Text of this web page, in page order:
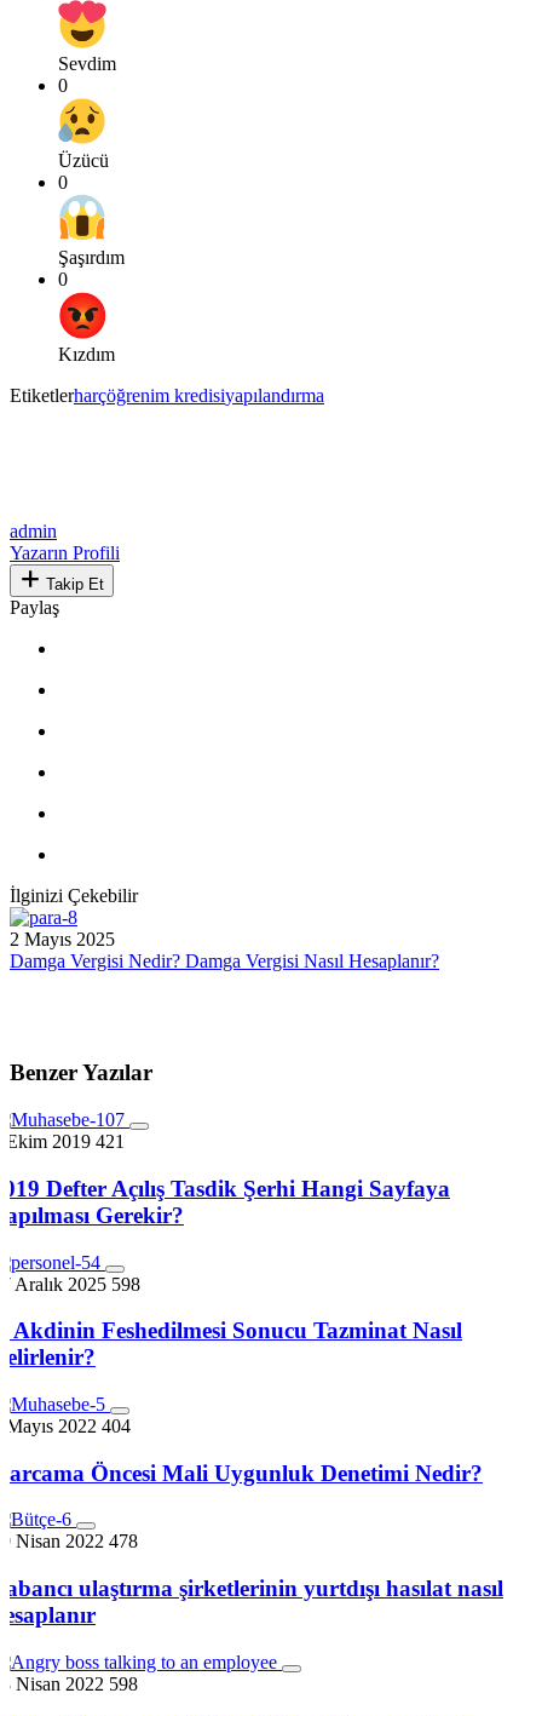
Sevdim
0
Üzücü
0
Şaşırdım
0
Kızdım
Etiketlerharçöğrenim kredisiyapılandırma
admin
Yazarın Profili
Takip Et
Paylaş
İlginizi Çekebilir
2 Mayıs 2025
Damga Vergisi Nedir? Damga Vergisi Nasıl Hesaplanır?
Benzer Yazılar
Ekim 2019 421
Defter Açılış Tasdik Şerhi Hangi Sayfaya
Gerekir?
Aralık 2025 598
Akdinin Feshedilmesi Sonucu Tazminat Nasıl
Mayıs 2022 404
Öncesi Mali Uygunluk Denetimi Nedir?
Nisan 2022 478
ulaştırma şirketlerinin yurtdışı hasılat nasıl
Nisan 2022 598